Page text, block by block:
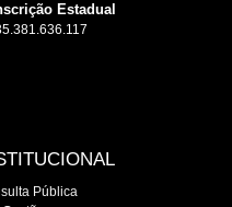
Estadual
Pública